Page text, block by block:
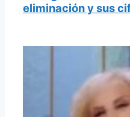
eliminación y sus